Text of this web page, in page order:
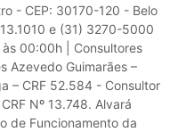
- CEP: 30170-120 - Belo
e (31) 3270-5000
00:00h | Consultores
Azevedo Guimarães –
– CRF 52.584 - Consultor
Nº 13.748. Alvará
de Funcionamento da